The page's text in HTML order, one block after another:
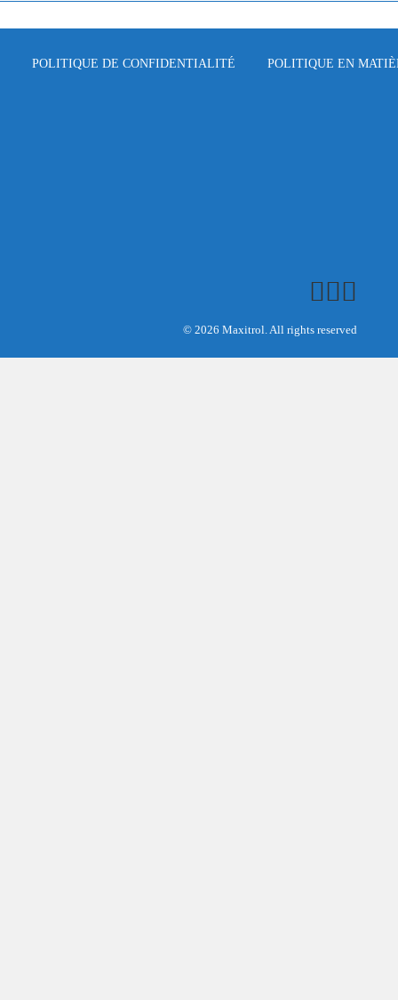
POLITIQUE DE CONFIDENTIALITÉ POLITIQUE EN
© 2026 Maxitrol. All rights reserved